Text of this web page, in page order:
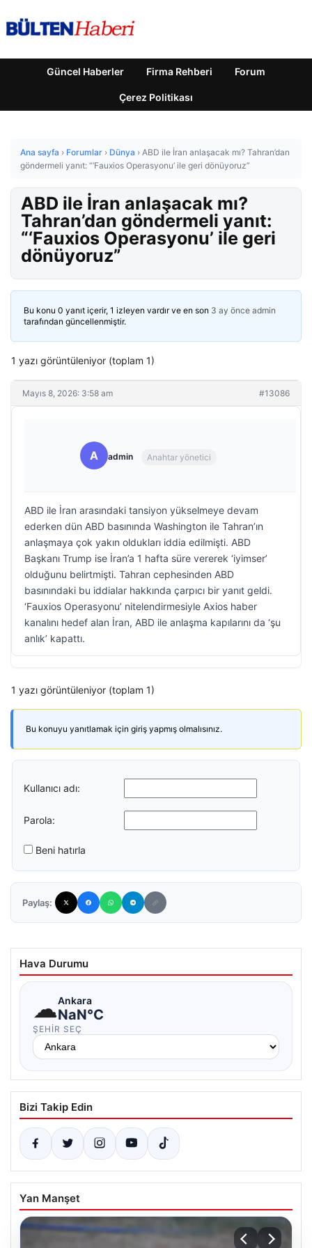
Güncel Haberler Firma Rehberi Forum
Çerez Politikası
Ana sayfa › Forumlar › Dünya › ABD ile İran anlaşacak mı? Tahran’dan
göndermeli yanıt: “‘Fauxios Operasyonu’ ile geri dönüyoruz”
ABD ile İran anlaşacak mı?
Tahran’dan göndermeli yanıt:
“‘Fauxios Operasyonu’ ile geri
dönüyoruz”
Bu konu 0 yanıt içerir, 1 izleyen vardır ve en son 3 ay önce admin
tarafından güncellenmiştir.
1 yazı görüntüleniyor (toplam 1)
Mayıs 8, 2026: 3:58 am #13086
A admin Anahtar yönetici
ABD ile İran arasındaki tansiyon yükselmeye devam
ederken dün ABD basınında Washington ile Tahran’ın
anlaşmaya çok yakın oldukları iddia edilmişti. ABD
Başkanı Trump ise İran’a 1 hafta süre vererek ‘iyimser’
olduğunu belirtmişti. Tahran cephesinden ABD
basınındaki bu iddialar hakkında çarpıcı bir yanıt geldi.
‘Fauxios Operasyonu’ nitelendirmesiyle Axios haber
kanalını hedef alan İran, ABD ile anlaşma kapılarını da ‘şu
anlık’ kapattı.
1 yazı görüntüleniyor (toplam 1)
Bu konuyu yanıtlamak için giriş yapmış olmalısınız.
Kullanıcı adı:
Parola:
Beni hatırla
Paylaş:
Hava Durumu
☁Ankara
NaN°C
ŞEHIR SEÇ
Bizi Takip Edin
Yan Manşet